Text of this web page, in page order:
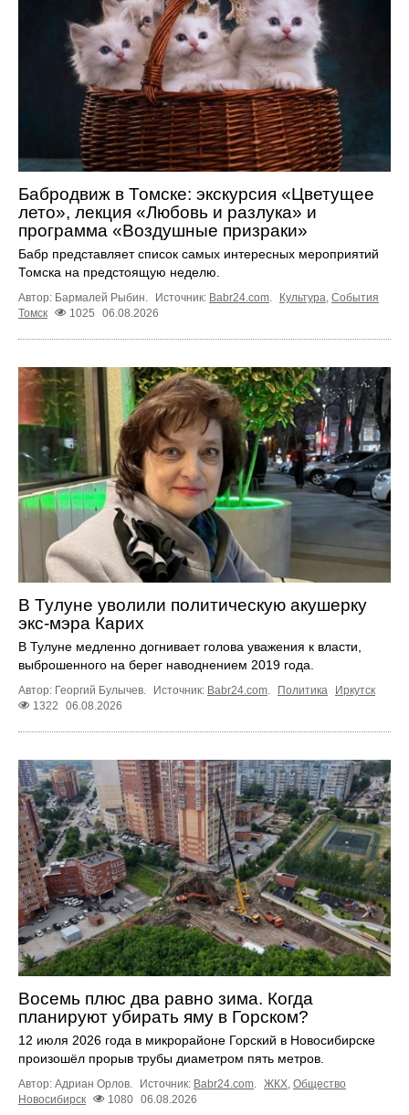
Бабродвиж в Томске: экскурсия «Цветущее
лето», лекция «Любовь и разлука» и
программа «Воздушные призраки»
Бабр представляет список самых интересных мероприятий
Томска на предстоящую неделю.
Автор: Бармалей Рыбин. Источник: Babr24.com Культура События
Томск
1025 06.08.2026
В Тулуне уволили политическую акушерку
экс-мэра Карих
В Тулуне медленно догнивает голова уважения к власти,
выброшенного на берег наводнением 2019 года.
Автор: Георгий Булычев. Источник: Babr24.com. Политика
Иркутск
1322
06.08.2026
Восемь плюс два равно зима. Когда
планируют убирать яму в Горском?
12 июля 2026 года в микрорайоне Горский в Новосибирске
произошёл прорыв трубы диаметром пять метров.
Автор: Адриан Орлов. Источник: Babr24.com. ЖКХ, Общество
Новосибирск
1080 06.08.2026